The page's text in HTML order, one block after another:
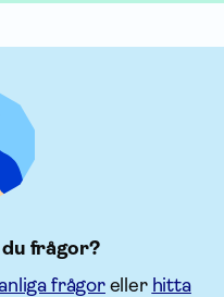
du frågor?
frågoreller hitta